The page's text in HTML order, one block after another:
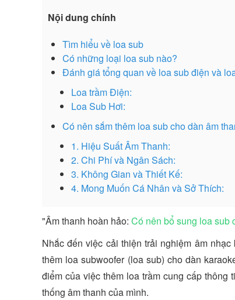
Nội dung chính
Tìm hiểu về loa sub
Có những loại loa sub nào?
Đánh giá tổng quan về loa sub điện và
Loa trầm Điện:
Loa Sub Hơi:
Có nên sắm thêm loa sub cho dàn âm
1. Hiệu Suất Âm Thanh:
2. Chi Phí và Ngân Sách:
3. Không Gian và Thiết Kế:
4. Mong Muốn Cá Nhân và Sở Thích:
"Âm thanh hoàn hảo: Có nên bổ sung loa sub
Nhắc đến việc cải thiện trải nghiệm âm
thêm loa subwoofer (loa sub) cho dàn
điểm của việc thêm loa trầm cung cấp
thống âm thanh của mình.